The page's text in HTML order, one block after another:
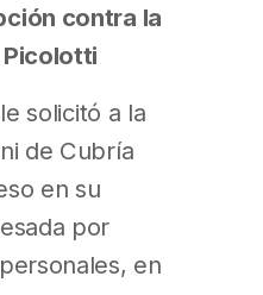
contra la
solicitó a la
de Cubría
en su
por
en